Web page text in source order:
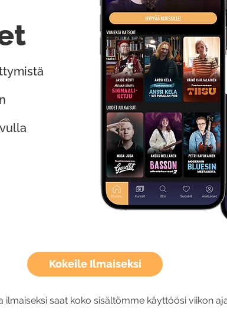
Kokeile Ilmaiseksi
ilmaiseksi saat koko sisältömme käyttöösi viikon